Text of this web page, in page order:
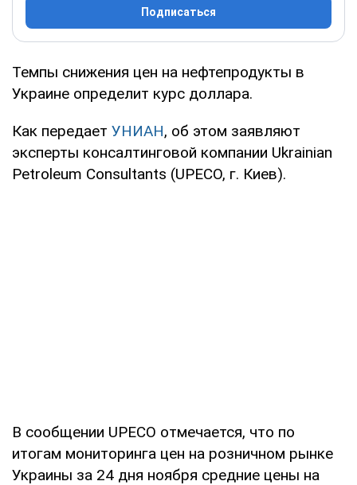
Подписаться
Темпы снижения цен на нефтепродукты в
Украине определит курс доллара.
Как передает УНИАН, об этом заявляют
эксперты консалтинговой компании Ukrainian
Petroleum Consultants (UPECO, г. Киев).
В сообщении UPECO отмечается, что по
итогам мониторинга цен на розничном рынке
Украины за 24 дня ноября средние цены на